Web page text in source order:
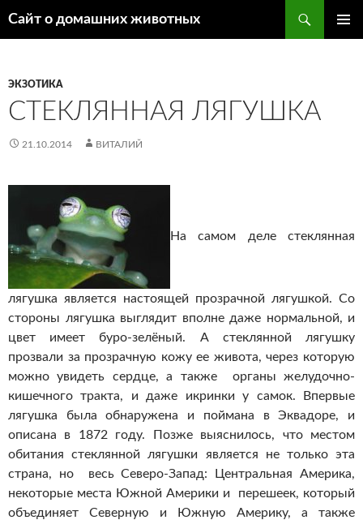
Сайт о домашних животных
ЭКЗОТИКА
СТЕКЛЯННАЯ ЛЯГУШКА
21.10.2014 ВИТАЛИЙ
На самом деле стеклянная
лягушка является настоящей прозрачной лягушкой. Со
стороны лягушка выглядит вполне даже нормальной, и
цвет имеет буро-зелёный. А стеклянной лягушку
прозвали за прозрачную кожу ее живота, через которую
можно увидеть сердце, а также органы желудочно-
кишечного тракта, и даже икринки у самок.
Впервые
лягушка была обнаружена и поймана в Эквадоре, и
описана в 1872 году. Позже выяснилось, что местом
обитания стеклянной лягушки является не только эта
страна, но весь Северо-Запад: Центральная Америка,
некоторые места Южной Америки и перешеек, который
объединяет Северную и Южную Америку, а также